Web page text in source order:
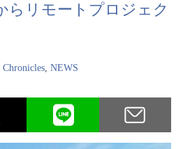
らリモートプロジェク
Chronicles,NEWS